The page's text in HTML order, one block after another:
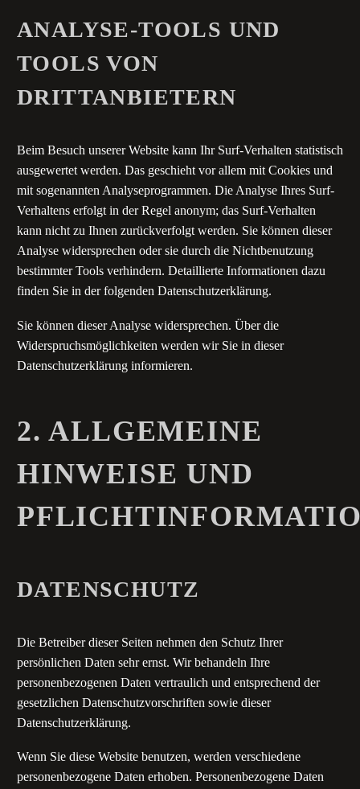
ANALYSE-TOOLS UND
TOOLS VON
DRITTANBIETERN
Beim Besuch unserer Website kann Ihr Surf-Verhalten statistisch
ausgewertet werden. Das geschieht vor allem mit Cookies und
mit sogenannten Analyseprogrammen. Die Analyse Ihres Surf-
Verhaltens erfolgt in der Regel anonym; das Surf-Verhalten
kann nicht zu Ihnen zurückverfolgt werden. Sie können dieser
Analyse widersprechen oder sie durch die Nichtbenutzung
bestimmter Tools verhindern. Detaillierte Informationen dazu
finden Sie in der folgenden Datenschutzerklärung.
Sie können dieser Analyse widersprechen. Über die
Widerspruchsmöglichkeiten werden wir Sie in dieser
Datenschutzerklärung informieren.
2. ALLGEMEINE
HINWEISE UND
DATENSCHUTZ
Die Betreiber dieser Seiten nehmen den Schutz Ihrer
persönlichen Daten sehr ernst. Wir behandeln Ihre
personenbezogenen Daten vertraulich und entsprechend der
gesetzlichen Datenschutzvorschriften sowie dieser
Datenschutzerklärung.
Wenn Sie diese Website benutzen, werden verschiedene
personenbezogene Daten erhoben. Personenbezogene Daten